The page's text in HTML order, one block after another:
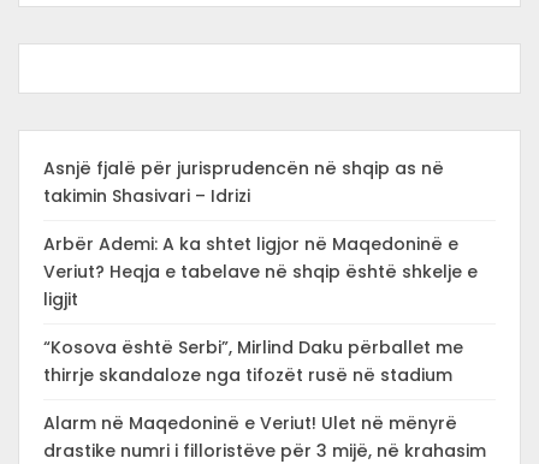
Asnjë fjalë për jurisprudencën në shqip as në
takimin Shasivari – Idrizi
Arbër Ademi: A ka shtet ligjor në Maqedoninë e
Veriut? Heqja e tabelave në shqip është shkelje e
ligjit
“Kosova është Serbi”, Mirlind Daku përballet me
thirrje skandaloze nga tifozët rusë në stadium
Alarm në Maqedoninë e Veriut! Ulet në mënyrë
drastike numri i filloristëve për 3 mijë, në krahasim